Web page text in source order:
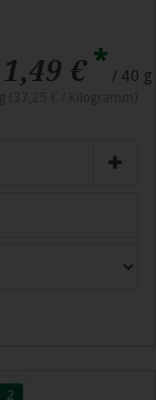
1,49 €* / 40 g